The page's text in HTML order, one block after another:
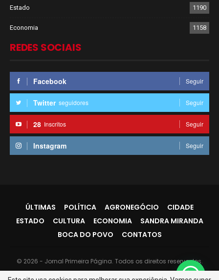
Estado 1190
Economia 1158
REDES SOCIAIS
Facebook Seguir
Twitter seguidores Seguir
28 Inscritos Seguir
Instagram Seguir
ÚLTIMAS POLÍTICA AGRONEGÓCIO
CIDADE
ESTADO
CULTURA ECONOMIA
SANDRA MIRANDA
BOCA DO POVO
CONTATOS
© 2026 - Jornal Primeira Página. Todos os direitos reservados.